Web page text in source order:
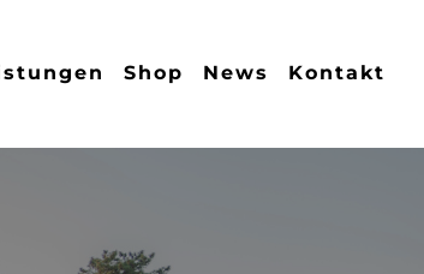
Shop News Kontakt